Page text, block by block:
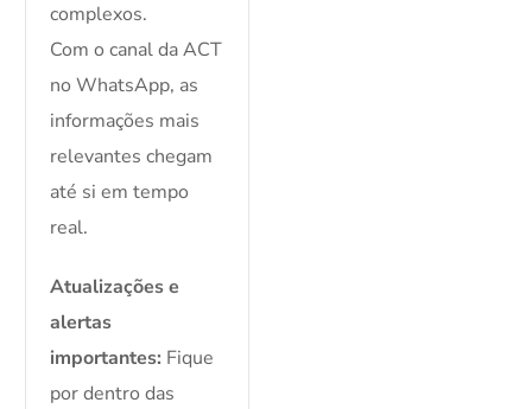
complexos.
Com o canal da ACT
no WhatsApp, as
informações mais
relevantes chegam
até si em tempo
real.
Atualizações e
alertas
importantes: Fique
por dentro das